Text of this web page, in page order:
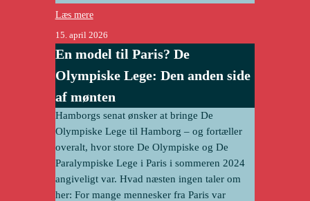
Læs mere
15. april 2026
En model til Paris? De
Olympiske Lege: Den anden side
af mønten
Hamborgs senat ønsker at bringe De
Olympiske Lege til Hamborg – og fortæller
overalt, hvor store De Olympiske og De
Paralympiske Lege i Paris i sommeren 2024
angiveligt var. Hvad næsten ingen taler om
her: For mange mennesker fra Paris var